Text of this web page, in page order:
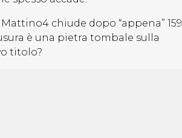
chiude dopo “appena” 159
è una pietra tombale sulla
titolo?